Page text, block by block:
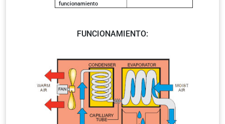
funcionamiento
FUNCIONAMIENTO: